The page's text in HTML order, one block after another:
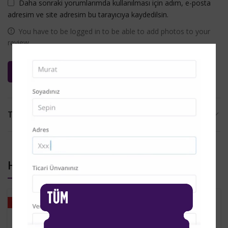
Daha sonraki yorumlarımda kullanılması için adım, e-posta
adresim ve site adresim bu tarayıcıya kaydedilsin.
You have to be logged in to be able to add photos to your
review.
TESLIMAT VE İADE
HOŞUNUZA GIDEBILIR…